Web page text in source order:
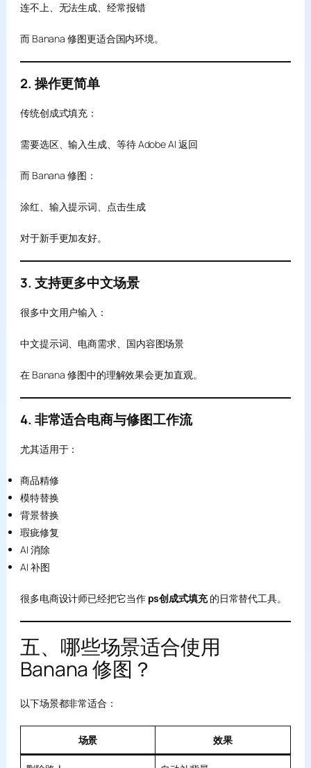
连不上、无法生成、经常报错
而 Banana 修图更适合国内环境。
2. 操作更简单
传统创成式填充：
需要选区、输入生成、等待 Adobe AI 返回
而 Banana 修图：
涂红、输入提示词、点击生成
对于新手更加友好。
3. 支持更多中文场景
很多中文用户输入：
中文提示词、电商需求、国内容图场景
在 Banana 修图中的理解效果会更加直观。
4. 非常适合电商与修图工作流
尤其适用于：
商品精修
模特替换
背景替换
瑕疵修复
AI 消除
AI 补图
很多电商设计师已经把它当作 ps创成式填充的日常替代工具。
五、哪些场景适合使用
Banana 修图？
以下场景都非常适合：
场景 效果